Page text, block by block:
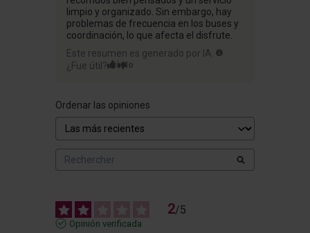
limpio y organizado. Sin embargo, hay
problemas de frecuencia en los buses y
coordinación, lo que afecta el disfrute.
Este resumen es generado por IA
¿Fue útil? Sí No
Ordenar las opiniones
2/5
Opinión verificada